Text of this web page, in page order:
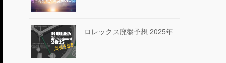
ロレックス廃盤予想 2025年